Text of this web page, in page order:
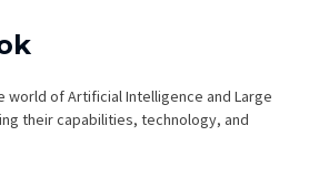
world of Artificial Intelligence and Large
their capabilities, technology, and